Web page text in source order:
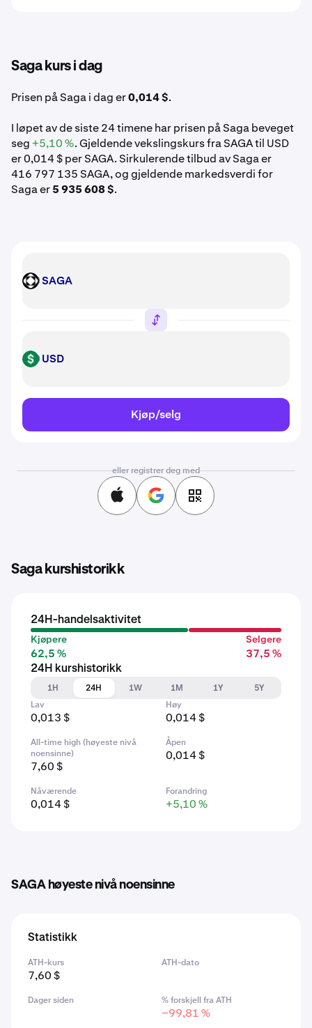
Saga kurs i dag
Prisen på Saga i dag er0,014 $.
I løpet av de siste 24 timene har prisen på Saga beveget
seg +5,10 %. Gjeldende vekslingskurs fra SAGA til USD
er 0,014 $ per SAGA. Sirkulerende tilbud av Saga er
416 797 135 SAGA, og gjeldende markedsverdi for
Saga er5 935 608 $.
SAGA SAGA
USD USD
Kjøp/selg
eller registrer deg med
Saga kurshistorikk
24H-handelsaktivitet
Kjøpere
62,5 %
Selgere
37,5 %
24H kurshistorikk
1H
24H 1W 1M 1Y
5Y
Lav
0,013 $
Høy
0,014 $
All-time high (høyeste nivå
noensinne)
7,60 $
Åpen
0,014 $
Nåværende
0,014 $
Forandring
+5,10 %
SAGA høyeste nivå noensinne
Statistikk
ATH-kurs
7,60 $
ATH-dato
Dager siden % forskjell fra ATH
−99,81 %